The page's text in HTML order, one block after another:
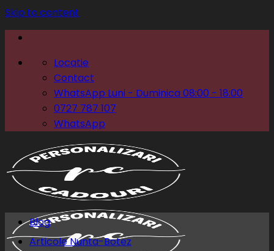
Skip to content
Locatie
Contact
WhatsApp Luni - Duminica 08:00 - 18:00
0727 787 107
WhatsApp
Blog
Articole Nunta-Botez